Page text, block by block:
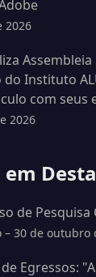
2026
do Instituto
com seus
2026
em
de Pesquisa
30 de outubro
Egressos: